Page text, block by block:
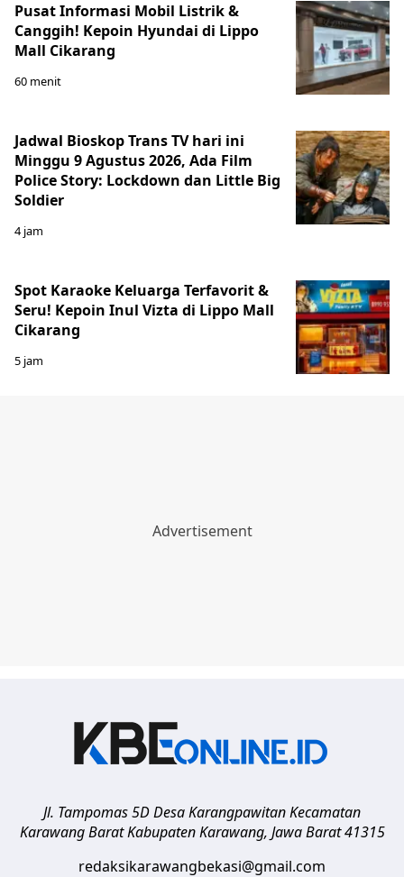
Pusat Informasi Mobil Listrik &
Canggih! Kepoin Hyundai di Lippo
Mall Cikarang
60 menit
Jadwal Bioskop Trans TV hari ini
Minggu 9 Agustus 2026, Ada Film
Police Story: Lockdown dan Little Big
Soldier
4 jam
Spot Karaoke Keluarga Terfavorit &
Seru! Kepoin Inul Vizta di Lippo Mall
Cikarang
5 jam
Jl. Tampomas 5D Desa Karangpawitan Kecamatan
Karawang Barat Kabupaten Karawang, Jawa Barat 41315
redaksikarawangbekasi@gmail.com